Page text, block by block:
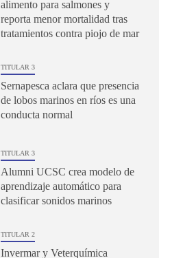
alimento para salmones y
reporta menor mortalidad tras
tratamientos contra piojo de mar
TITULAR 3
Sernapesca aclara que presencia
de lobos marinos en ríos es una
conducta normal
TITULAR 3
Alumni UCSC crea modelo de
aprendizaje automático para
clasificar sonidos marinos
TITULAR 2
Invermar y Veterquímica